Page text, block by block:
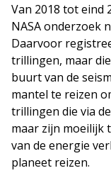
Van 2018 tot eind
NASA onderzoek
Daarvoor
trillingen, maar
buurt van de
mantel te reizen
trillingen die via
maar zijn moeilijk
van de energie
planeet reizen.